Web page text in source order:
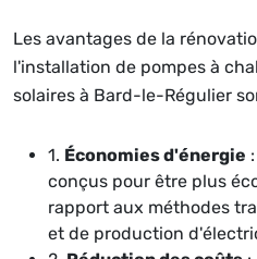
Les avantages de la
l'installation de pompes à
solaires à Bard-le-Régulier
1. Économies d'énergie
conçus pour être plus
rapport aux méthodes
et de production